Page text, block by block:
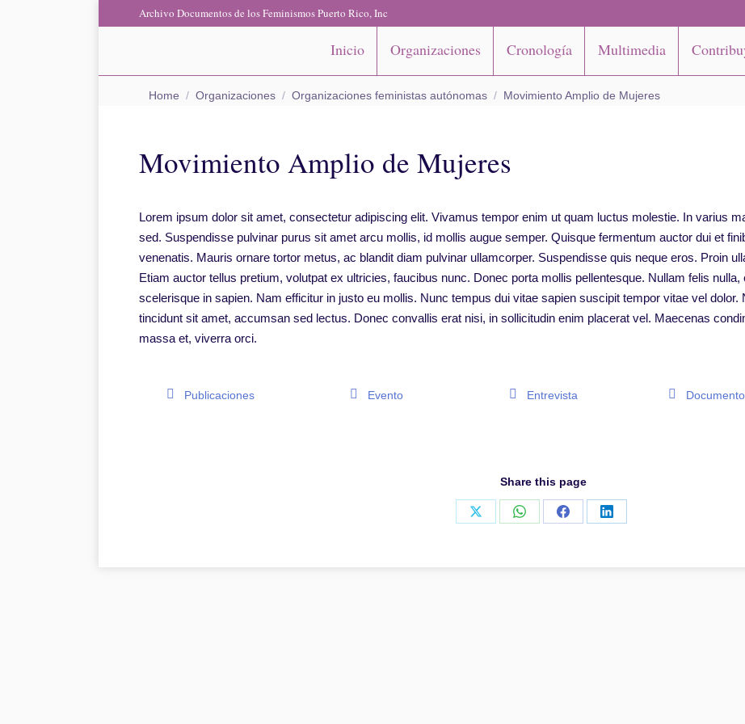
Archivo Documentos de los Feminismos Puerto Rico, Inc
Inicio Organizaciones Cronología Multimedia
You are here:
Home Organizaciones Organizaciones feministas autónomas Movimiento Amplio de Mujeres
Movimiento Amplio de Mujeres
Lorem ipsum dolor sit amet, consectetur adipiscing elit. Vivamus tempor enim ut quam luctus molestie. In varius
sed. Suspendisse pulvinar purus sit amet arcu mollis, id mollis augue semper. Quisque fermentum auctor dui et
venenatis. Mauris ornare tortor metus, ac blandit diam pulvinar ullamcorper. Suspendisse quis neque eros. Proin
Etiam auctor tellus pretium, volutpat ex ultricies, faucibus nunc. Donec porta mollis pellentesque. Nullam felis
scelerisque in sapien. Nam efficitur in justo eu mollis. Nunc tempus dui vitae sapien suscipit tempor vitae vel dolor.
tincidunt sit amet, accumsan sed lectus. Donec convallis erat nisi, in sollicitudin enim placerat vel. Maecenas
massa et, viverra orci.
Publicaciones Evento Entrevista
Share this page
Share
Share
Share
Share